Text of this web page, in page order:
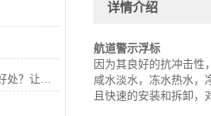
详情介绍
航道警示浮标
因为其良好的抗冲击性
咸水淡水，冻水热水，
且快速的安装和拆卸